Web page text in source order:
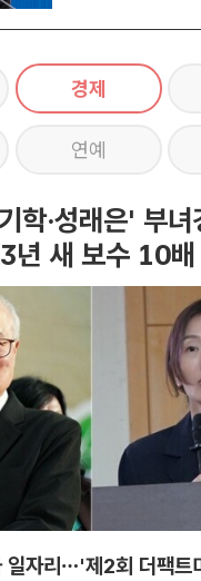
경제
연예
학·성래은' 부녀
새 보수 10배